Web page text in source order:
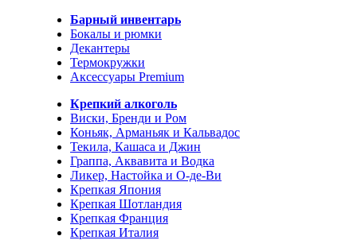
Барный инвентарь
Бокалы и рюмки
Декантеры
Термокружки
Аксессуары Premium
Крепкий алкоголь
Виски, Бренди и Ром
Коньяк, Арманьяк и Кальвадос
Текила, Кашаса и Джин
Граппа, Аквавита и Водка
Ликер, Настойка и О-де-Ви
Крепкая Япония
Крепкая Шотландия
Крепкая Франция
Крепкая Италия